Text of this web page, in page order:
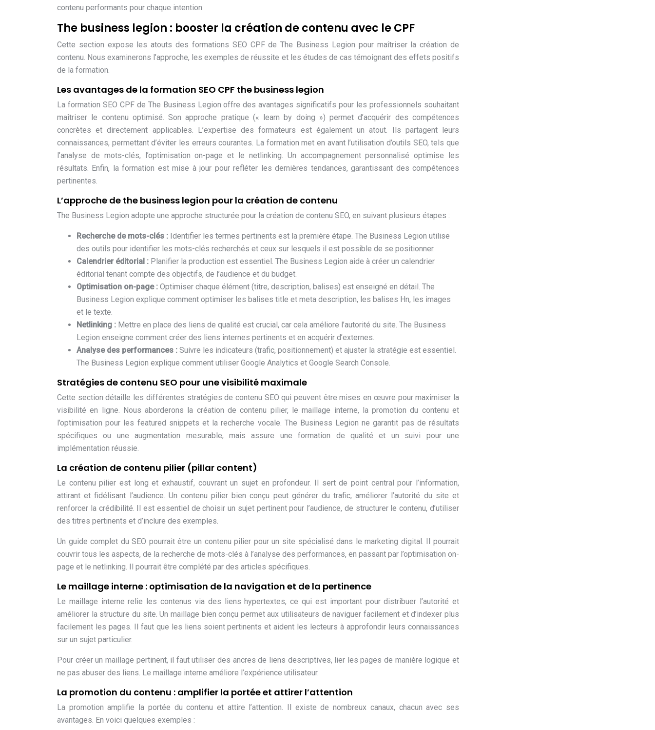
contenu performants pour chaque intention.
The business legion : booster la création de contenu avec le CPF
Cette section expose les atouts des formations SEO CPF de The Business Legion pour maîtriser la création de
contenu. Nous examinerons l’approche, les exemples de réussite et les études de cas témoignant des effets positifs
de la formation.
Les avantages de la formation SEO CPF the business legion
La formation SEO CPF de The Business Legion offre des avantages significatifs pour les professionnels souhaitant
maîtriser le contenu optimisé. Son approche pratique (« learn by doing ») permet d’acquérir des compétences
concrètes et directement applicables. L’expertise des formateurs est également un atout. Ils partagent leurs
connaissances, permettant d’éviter les erreurs courantes. La formation met en avant l’utilisation d’outils SEO, tels que
l’analyse de mots-clés, l’optimisation on-page et le netlinking. Un accompagnement personnalisé optimise les
résultats. Enfin, la formation est mise à jour pour refléter les dernières tendances, garantissant des compétences
pertinentes.
L’approche de the business legion pour la création de contenu
The Business Legion adopte une approche structurée pour la création de contenu SEO, en suivant plusieurs étapes :
Recherche de mots-clés : Identifier les termes pertinents est la première étape. The Business Legion utilise
des outils pour identifier les mots-clés recherchés et ceux sur lesquels il est possible de se positionner.
Calendrier éditorial : Planifier la production est essentiel. The Business Legion aide à créer un calendrier
éditorial tenant compte des objectifs, de l’audience et du budget.
Optimisation on-page : Optimiser chaque élément (titre, description, balises) est enseigné en détail. The
Business Legion explique comment optimiser les balises title et meta description, les balises Hn, les images
et le texte.
Netlinking : Mettre en place des liens de qualité est crucial, car cela améliore l’autorité du site. The Business
Legion enseigne comment créer des liens internes pertinents et en acquérir d’externes.
Analyse des performances : Suivre les indicateurs (trafic, positionnement) et ajuster la stratégie est essentiel.
The Business Legion explique comment utiliser Google Analytics et Google Search Console.
Stratégies de contenu SEO pour une visibilité maximale
Cette section détaille les différentes stratégies de contenu SEO qui peuvent être mises en œuvre pour maximiser la
visibilité en ligne. Nous aborderons la création de contenu pilier, le maillage interne, la promotion du contenu et
l’optimisation pour les featured snippets et la recherche vocale. The Business Legion ne garantit pas de résultats
spécifiques ou une augmentation mesurable, mais assure une formation de qualité et un suivi pour une
implémentation réussie.
La création de contenu pilier (pillar content)
Le contenu pilier est long et exhaustif, couvrant un sujet en profondeur. Il sert de point central pour l’information,
attirant et fidélisant l’audience. Un contenu pilier bien conçu peut générer du trafic, améliorer l’autorité du site et
renforcer la crédibilité. Il est essentiel de choisir un sujet pertinent pour l’audience, de structurer le contenu, d’utiliser
des titres pertinents et d’inclure des exemples.
Un guide complet du SEO pourrait être un contenu pilier pour un site spécialisé dans le marketing digital. Il pourrait
couvrir tous les aspects, de la recherche de mots-clés à l’analyse des performances, en passant par l’optimisation on-
page et le netlinking. Il pourrait être complété par des articles spécifiques.
Le maillage interne : optimisation de la navigation et de la pertinence
Le maillage interne relie les contenus via des liens hypertextes, ce qui est important pour distribuer l’autorité et
améliorer la structure du site. Un maillage bien conçu permet aux utilisateurs de naviguer facilement et d’indexer plus
facilement les pages. Il faut que les liens soient pertinents et aident les lecteurs à approfondir leurs connaissances
sur un sujet particulier.
Pour créer un maillage pertinent, il faut utiliser des ancres de liens descriptives, lier les pages de manière logique et
ne pas abuser des liens. Le maillage interne améliore l’expérience utilisateur.
La promotion du contenu : amplifier la portée et attirer l’attention
La promotion amplifie la portée du contenu et attire l’attention. Il existe de nombreux canaux, chacun avec ses
avantages. En voici quelques exemples :